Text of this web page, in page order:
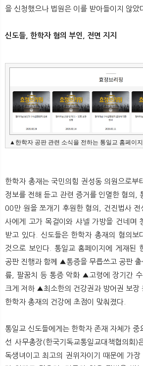
을 신청했으나 법원은 이를 받아들이지 않았
신도들, 한학자 혐의 부인, 전면 지지
▲한학자 공판 관련 소식을 전하는 통일교 홈페이지
한학자 총재는 국민의힘 권성동 의원으로부
정보를 전해 듣고 관련 증거를 인멸한 혐의,
00만 원을 쪼개기 후원한 혐의, 건진법사 전
사에게 고가 목걸이와 샤넬 가방을 건네며
받고 있다. 신도들은 한학자 총재의 혐의보
것으로 보인다. 통일교 홈페이지에 게재된
공판 진행과 함께 ▲통증을 무릅쓰고 공판
릎, 팔꿈치 등 통증 악화 ▲고령에 장기간 수
크게 저하 ▲최소한의 건강권과 방어권 보장
한학자 총재의 건강에 초점이 맞춰졌다.
통일교 신도들에게는 한학자 존재 자체가 중
선 사무총장(한국기독교통일교대책협의회)
독생녀이고 최고의 권위자이기 때문에 가장